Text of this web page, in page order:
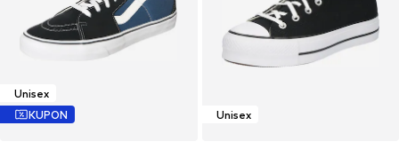
Unisex
KUPON
Unisex